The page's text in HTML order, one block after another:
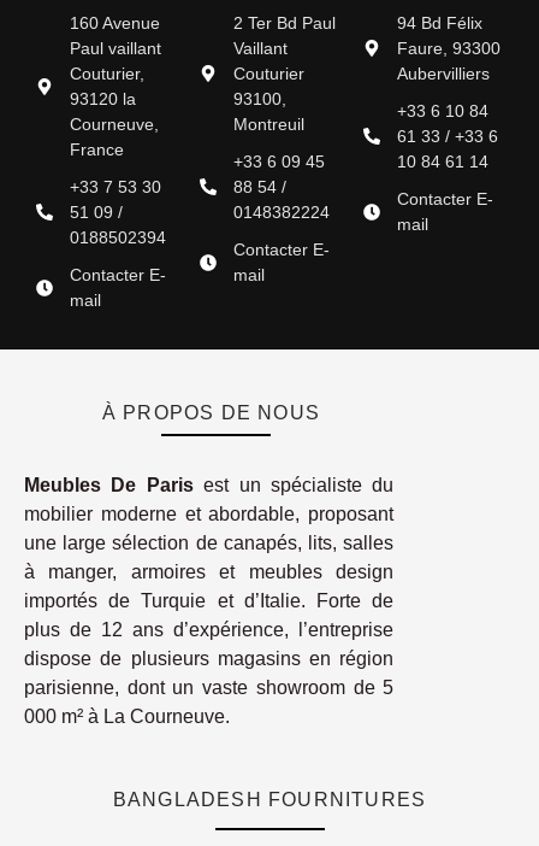
160 Avenue
Paul vaillant
Couturier,
93120 la
Courneuve,
France
+33 7 53 30
51 09 /
0188502394
Contacter E-
mail
2 Ter Bd Paul
Vaillant
Couturier
93100,
Montreuil
+33 6 09 45
88 54 /
0148382224
Contacter E-
mail
94 Bd Félix
Faure, 93300
Aubervilliers
+33 6 10 84
61 33 / +33 6
10 84 61 14
Contacter E-
mail
À PROPOS DE NOUS
Meubles De Parisest un spécialiste du
mobilier moderne et abordable, proposant
une large sélection de canapés, lits, salles
à manger, armoires et meubles design
importés de Turquie et d’Italie. Forte de
plus de 12 ans d’expérience, l’entreprise
dispose de plusieurs magasins en région
parisienne, dont un vaste showroom de 5
000 m² à La Courneuve.
BANGLADESH FOURNITURES